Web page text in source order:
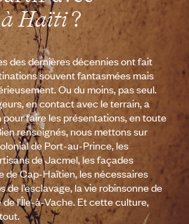
à Haïti?
des dernières décennies ont fait
souvent fantasmées mais
Ou du moins, pas seul.
en contact avec le terrain, a
faire les présentations, en toute
renseignés, nous mettons sur
de Port-au-Prince, les
de Jacmel, les façades
de Cap-Haïtien, les nécessaires
l’esclavage, la vie robinsonne de
de l’Île-à-Vache. Et cette culture,